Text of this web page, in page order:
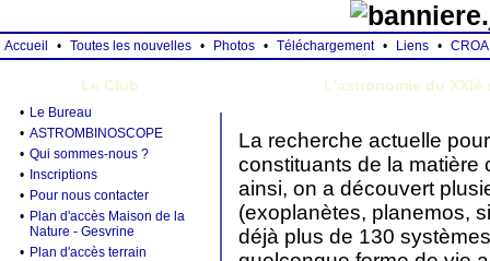
Accueil • Toutes les nouvelles • Photos • Téléchargement • Liens • CROA
Le Club
• Le Bureau
• ASTROMBINOSCOPE
• Qui sommes-nous ?
•
Inscriptions
• Pour nous contacter
• Plan d'accès Maison de la
Nature - Gesvrine
• Plan d'accès terrain
L'astronomie du XXIè
La recherche actuelle
constituants de la matière
ainsi, on a découvert
(exoplanètes, planemos,
déjà plus de 130